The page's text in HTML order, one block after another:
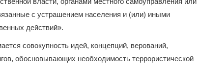
с устрашением населения и (или) иными
действий».
совокупность идей, концепций, верований,
обосновывающих необходимость террористической